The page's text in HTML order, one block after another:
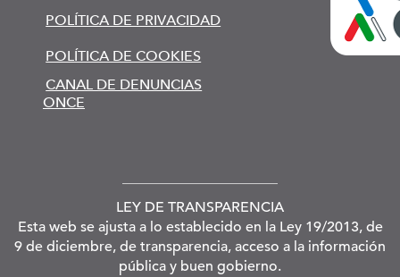
POLÍTICA DE PRIVACIDAD
POLÍTICA DE COOKIES
CANAL DE DENUNCIAS
ONCE
LEY DE TRANSPARENCIA
Esta web se ajusta a lo establecido en la Ley 19/2013, de
9 de diciembre, de transparencia, acceso a la información
pública y buen gobierno.